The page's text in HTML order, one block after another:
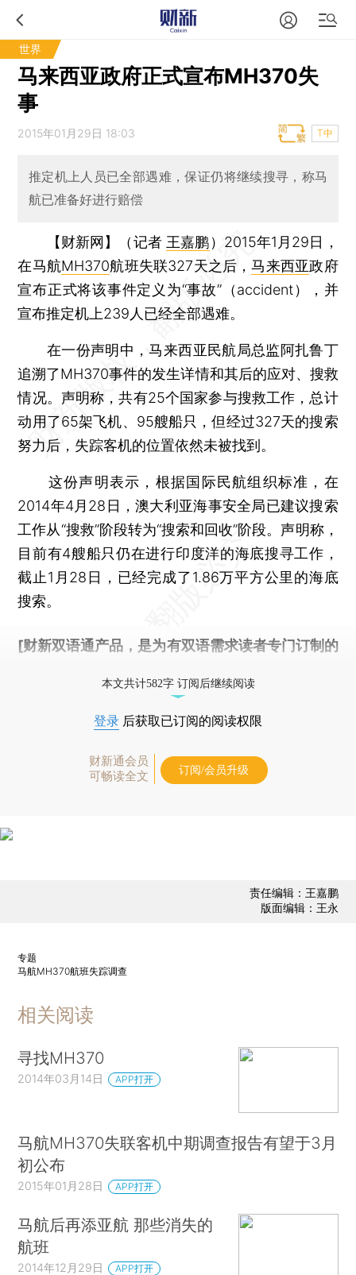
世界
马来西亚政府正式宣布MH370失
事
2015年01月29日 18:03 T中
推定机上人员已全部遇难，保证仍将继续搜寻，称马
航已准备好进行赔偿
【财新网】（记者 王嘉鹏） 2015年1月29日，
在马航MH370航班失联327天之后，马来西亚政府
宣布正式将该事件定义为“事故”（accident），并
宣布推定机上239人已经全部遇难。
在一份声明中，马来西亚民航局总监阿扎鲁丁
追溯了MH370事件的发生详情和其后的应对、搜救
情况。声明称，共有25个国家参与搜救工作，总计
动用了65架飞机、95艘船只，但经过327天的搜索
努力后，失踪客机的位置依然未被找到。
这份声明表示，根据国际民航组织标准，在
2014年4月28日，澳大利亚海事安全局已建议搜索
工作从“搜救”阶段转为“搜索和回收”阶段。声明称，
目前有4艘船只仍在进行印度洋的海底搜寻工作，
截止1月28日，已经完成了1.86万平方公里的海底
搜索。
[财新双语通产品，是为有双语需求读者专门订制的
本文共计582字 订阅后继续阅读
登录 后获取已订阅的阅读权限
财新通会员
可畅读全文
订阅/会员升级
责任编辑：王嘉鹏
版面编辑：王永
专题
马航MH370航班失踪调查
相关阅读
寻找MH370
2014年03月14日 APP打开
马航MH370失联客机中期调查报告有望于3月
初公布
2015年01月28日 APP打开
马航后再添亚航 那些消失的
航班
2014年12月29日 APP打开